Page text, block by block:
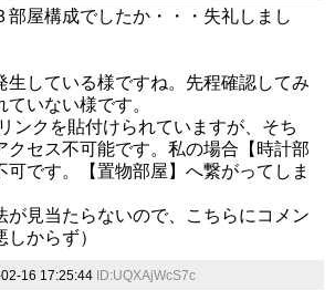
部屋構成でしたか・・・失礼しまし
生している様ですね。先程確認してみ
いない様です。
ンクを貼付けられていますが、そち
クセス不可能です。私の場合【時計部
可です。【置物部屋】へ繋がってしま
が見当たらないので、こちらにコメン
しからず）
02-16 17:25:44 ID:UQXAjWcS7c